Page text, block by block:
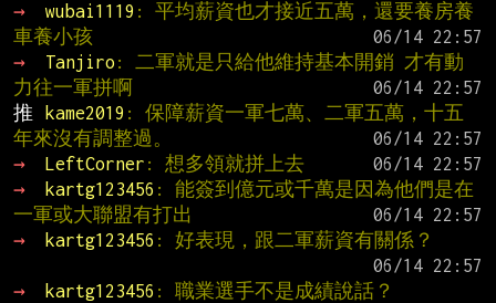
→
wubai1119 : 平均薪資也才接近五萬，還要養房養
車養小孩
→
Tanjiro : 二軍就是只給他維持基本開銷 才有動
力往一軍拼啊
推
kame2019 : 保障薪資一軍七萬、二軍五萬，十五
年來沒有調整過。
→
LeftCorner : 想多領就拼上去
→
kartg123456 : 能簽到億元或千萬是因為他們是在
一軍或大聯盟有打出
→
kartg123456 : 好表現，跟二軍薪資有關係？
→
kartg123456 : 職業選手不是成績說話？